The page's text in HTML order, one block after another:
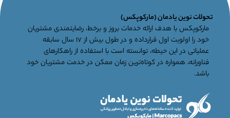
تحولات نوین یادمان (مارکوپکس)
مارکوپکس با هدف ارائه خدمات بروز و برخط، رضایتمندی مشتریان
خود را اولویت اول قرارداده و در طول بیش از ۱۷ سال سابقه
عملیاتی در این حیطه، توانسته است با استفاده از راهکارهای
فناورانه، همواره در کوتاه‌ترین زمان ممکن در خدمت مشتریان خود
باشد.